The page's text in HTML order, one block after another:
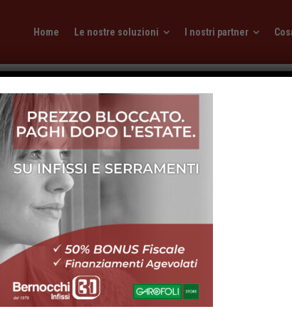
Home Le nostre soluzioni I nostri partner